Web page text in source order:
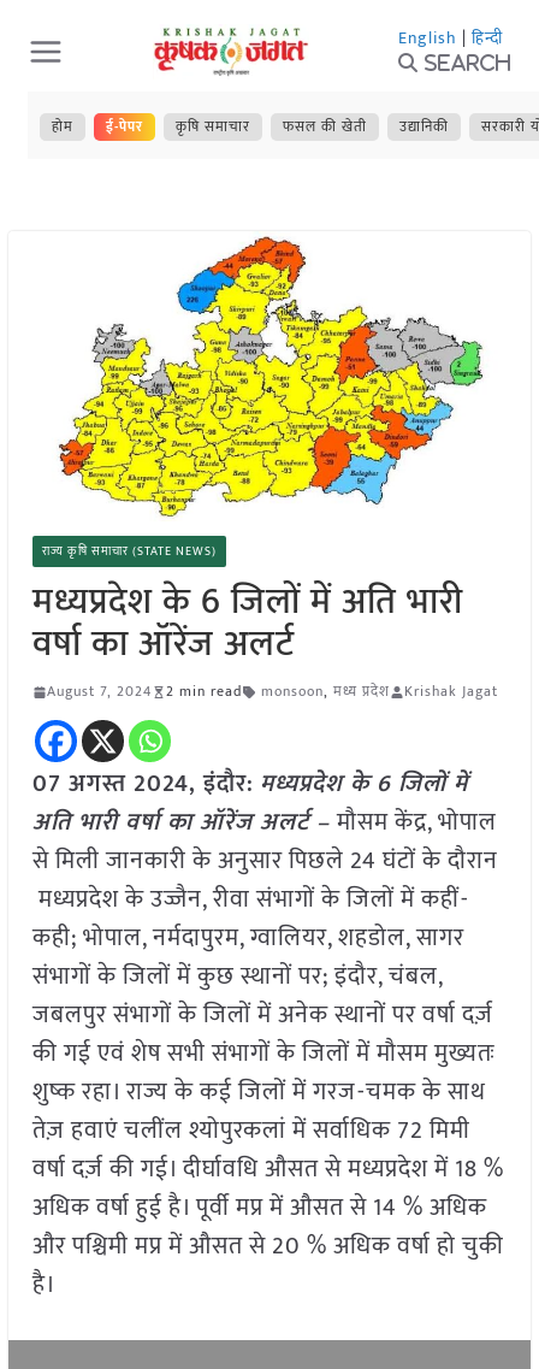
Skip
to
content
English | हिन्दी
Search
होम ई-पेपर कृषि समाचार फसल की खेती उद्यानिकी सरकारी
राज्य कृषि समाचार (STATE NEWS)
मध्यप्रदेश के 6 जिलों में अति भारी
वर्षा का ऑरेंज अलर्ट
August 7, 2024 2 min read monsoon, मध्य प्रदेश Krishak Jagat
07 अगस्त 2024, इंदौर: मध्यप्रदेश के 6 जिलों में
अति भारी वर्षा का ऑरेंज अलर्ट –मौसम केंद्र, भोपाल
से मिली जानकारी के अनुसार पिछले 24 घंटों के दौरान
मध्यप्रदेश के उज्जैन, रीवा संभागों के जिलों में कहीं-
कही; भोपाल, नर्मदापुरम, ग्वालियर, शहडोल, सागर
संभागों के जिलों में कुछ स्थानों पर; इंदौर, चंबल,
जबलपुर संभागों के जिलों में अनेक स्थानों पर वर्षा दर्ज़
की गई एवं शेष सभी संभागों के जिलों में मौसम मुख्यतः
शुष्क रहा। राज्य के कई जिलों में गरज-चमक के साथ
तेज़ हवाएं चलींल श्योपुरकलां में सर्वाधिक 72 मिमी
वर्षा दर्ज़ की गई। दीर्घावधि औसत से मध्यप्रदेश में 18 %
अधिक वर्षा हुई है। पूर्वी मप्र में औसत से 14 % अधिक
और पश्चिमी मप्र में औसत से 20 % अधिक वर्षा हो चुकी
है।